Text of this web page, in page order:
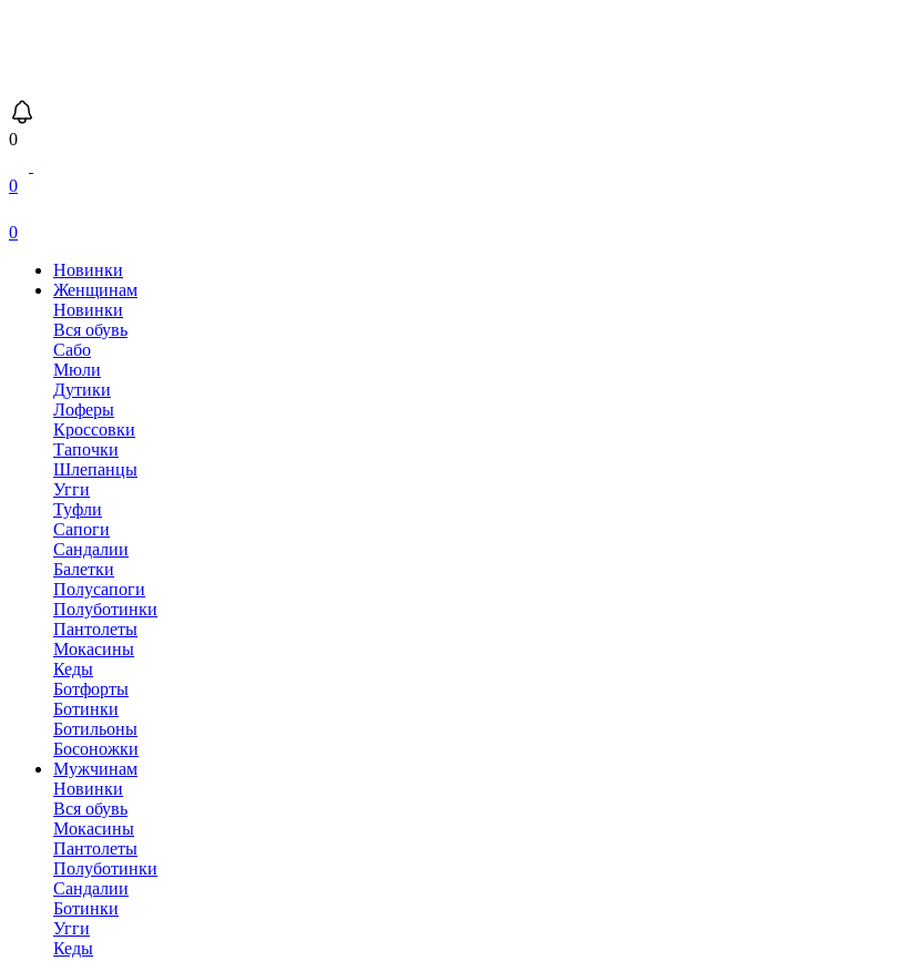
0
0
0
Новинки
Женщинам
Новинки
Вся обувь
Сабо
Мюли
Дутики
Лоферы
Кроссовки
Тапочки
Шлепанцы
Угги
Туфли
Сапоги
Сандалии
Балетки
Полусапоги
Полуботинки
Пантолеты
Мокасины
Кеды
Ботфорты
Ботинки
Ботильоны
Босоножки
Мужчинам
Новинки
Вся обувь
Мокасины
Пантолеты
Полуботинки
Сандалии
Ботинки
Угги
Кеды